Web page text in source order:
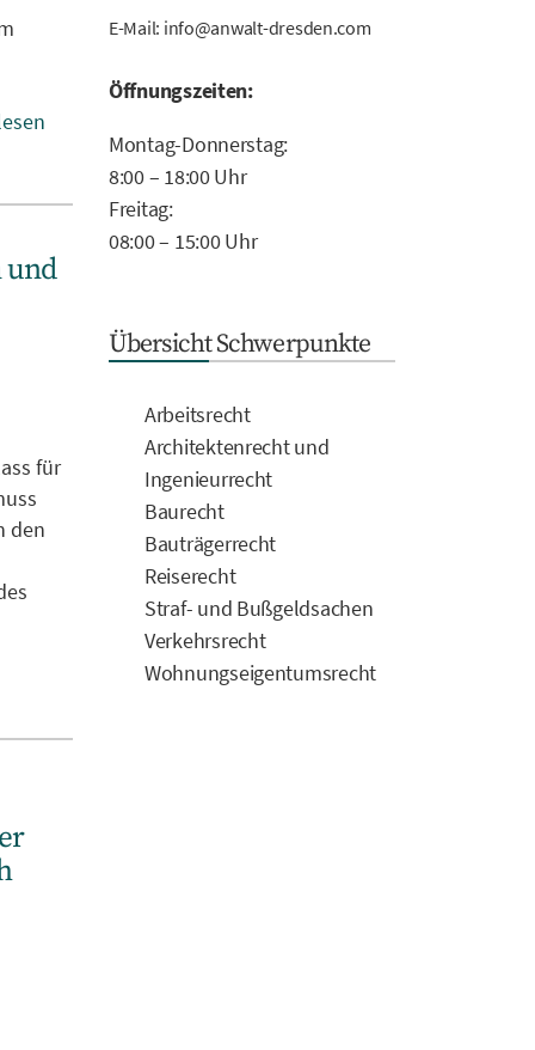
und
für
den
E-Mail: info@anwalt-dresden.com
Öffnungszeiten:
Montag-Donnerstag:
8:00 – 18:00 Uhr
Freitag:
08:00 – 15:00 Uhr
Übersicht Schwerpunkte
Arbeitsrecht
Architektenrecht und
Ingenieurrecht
Baurecht
Bauträgerrecht
Reiserecht
Straf- und Bußgeldsachen
Verkehrsrecht
Wohnungseigentumsrecht